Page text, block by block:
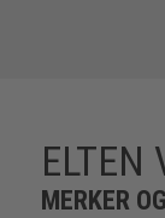
ELTEN
MERKER